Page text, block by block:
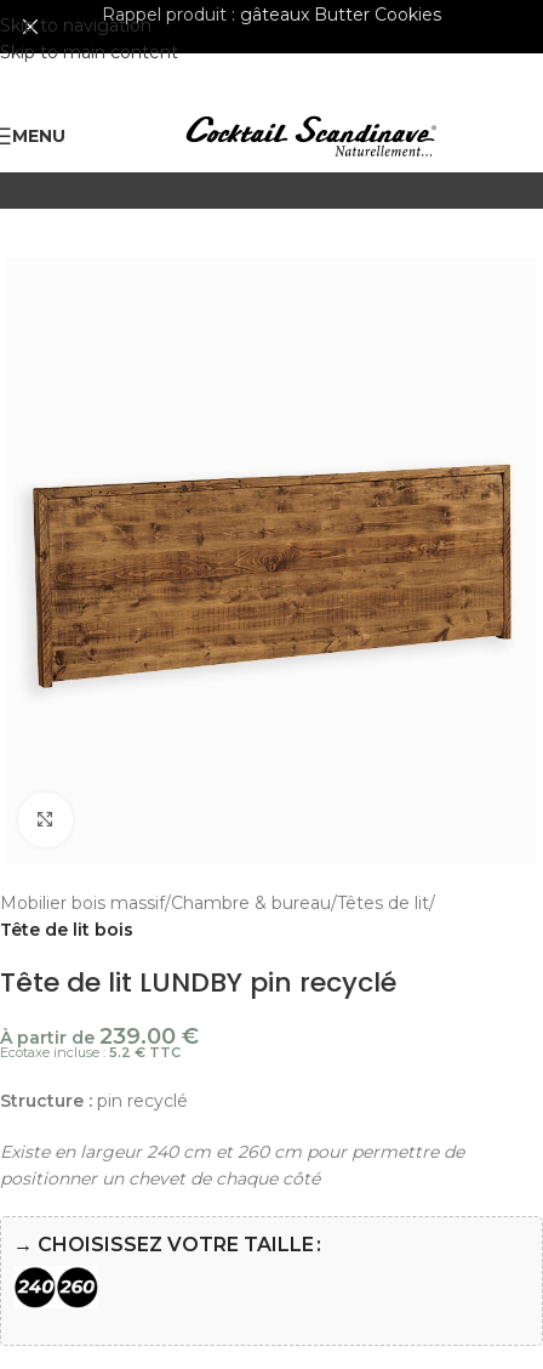
Skip to navigation
Skip to main content
Rappel produit : gâteaux Butter Cookies
MENU
Mobilier bois massif Chambre & bureau Têtes de lit
Tête de lit bois
Tête de lit LUNDBY pin recyclé
À partir de 239.00 €
Ecotaxe incluse : 5.2 € TTC
Structure : pin recyclé
Existe en largeur 240 cm et 260 cm pour permettre de
positionner un chevet de chaque côté
→ CHOISISSEZ VOTRE TAILLE